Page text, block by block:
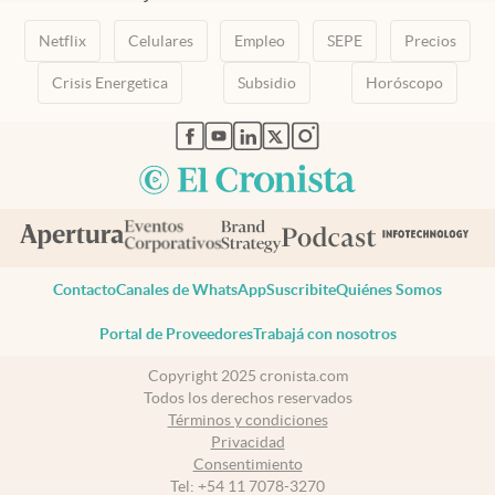
Netflix Celulares Empleo SEPE Precios
Crisis Energetica Subsidio Horóscopo
abre en nueva pestaña
abre en nueva pestaña
abre en nueva pestaña
abre en nueva pestaña
abre en nueva pestaña
ContactoCanales de WhatsAppSuscribiteQuiénes Somos
Portal de ProveedoresTrabajá con nosotros
Copyright 2025 cronista.com
Todos los derechos reservados
Términos y condiciones
Privacidad
Consentimiento
Tel: +54 11 7078-3270